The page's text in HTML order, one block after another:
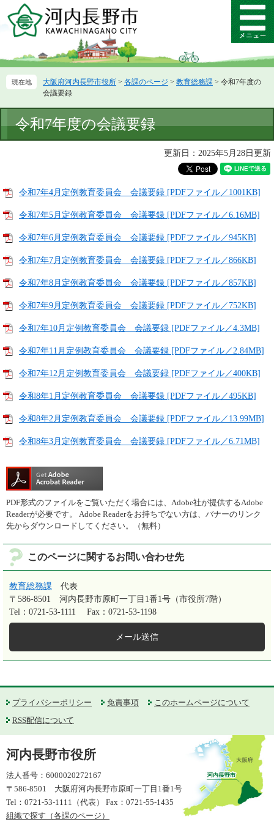
ー
先
ニ
を
て
メ
ニ
ー
大阪府河内長野市役所 > 各課のページ > 教育総務課 > 令和7年度の
会議要録
文
令和7年度の会議要録
更新日：2025年5月28日更新
令和7年4月定例教育委員会 会議要録 [PDFファイル／1001KB]
令和7年5月定例教育委員会 会議要録 [PDFファイル／6.16MB]
令和7年6月定例教育委員会 会議要録 [PDFファイル／945KB]
令和7年7月定例教育委員会 会議要録 [PDFファイル／866KB]
令和7年8月定例教育委員会 会議要録 [PDFファイル／857KB]
令和7年9月定例教育委員会 会議要録 [PDFファイル／752KB]
令和7年10月定例教育委員会 会議要録 [PDFファイル／4.3MB]
令和7年11月定例教育委員会 会議要録 [PDFファイル／2.84MB]
令和7年12月定例教育委員会 会議要録 [PDFファイル／400KB]
令和8年1月定例教育委員会 会議要録 [PDFファイル／495KB]
令和8年2月定例教育委員会 会議要録 [PDFファイル／13.99MB]
令和8年3月定例教育委員会 会議要録 [PDFファイル／6.71MB]
PDF形式のファイルをご覧いただく場合には、Adobe社が提供するAdobe
Readerが必要です。
Adobe Readerをお持ちでない方は、バナーのリンク
先からダウンロードしてください。（無料）
このページに関するお問い合わせ先
教育総務課
代表
〒586-8501
河内長野市原町一丁目1番1号（市役所7階）
Tel：0721-53-1111
Fax：0721-53-1198
メール送信
プライバシーポリシー 免責事項
このホームページについて
RSS配信について
河内長野市役所
法人番号：6000020272167
〒586-8501 大阪府河内長野市原町一丁目1番1号
Tel：0721-53-1111（代表） Fax：0721-55-1435
組織で探す（各課のページ）